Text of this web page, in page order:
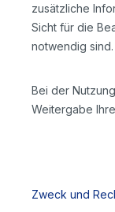
zusätzliche
Sicht für die
notwendig sind.
Bei der
Weitergabe
Zweck und